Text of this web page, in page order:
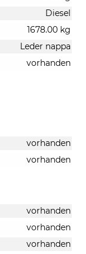
Diesel
1678.00 kg
Leder nappa
vorhanden
vorhanden
vorhanden
vorhanden
vorhanden
vorhanden